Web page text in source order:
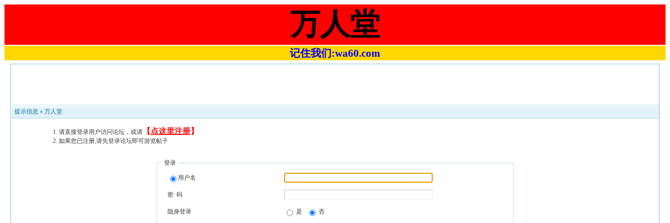
万人堂
记住我们:wa60.com
提示信息 » 万人堂
请直接登录用户访问论坛，或请【 点这里注册】
如果您已注册,请先登录论坛即可游览帖子
登录
用户名
密 码
隐身登录 是 否